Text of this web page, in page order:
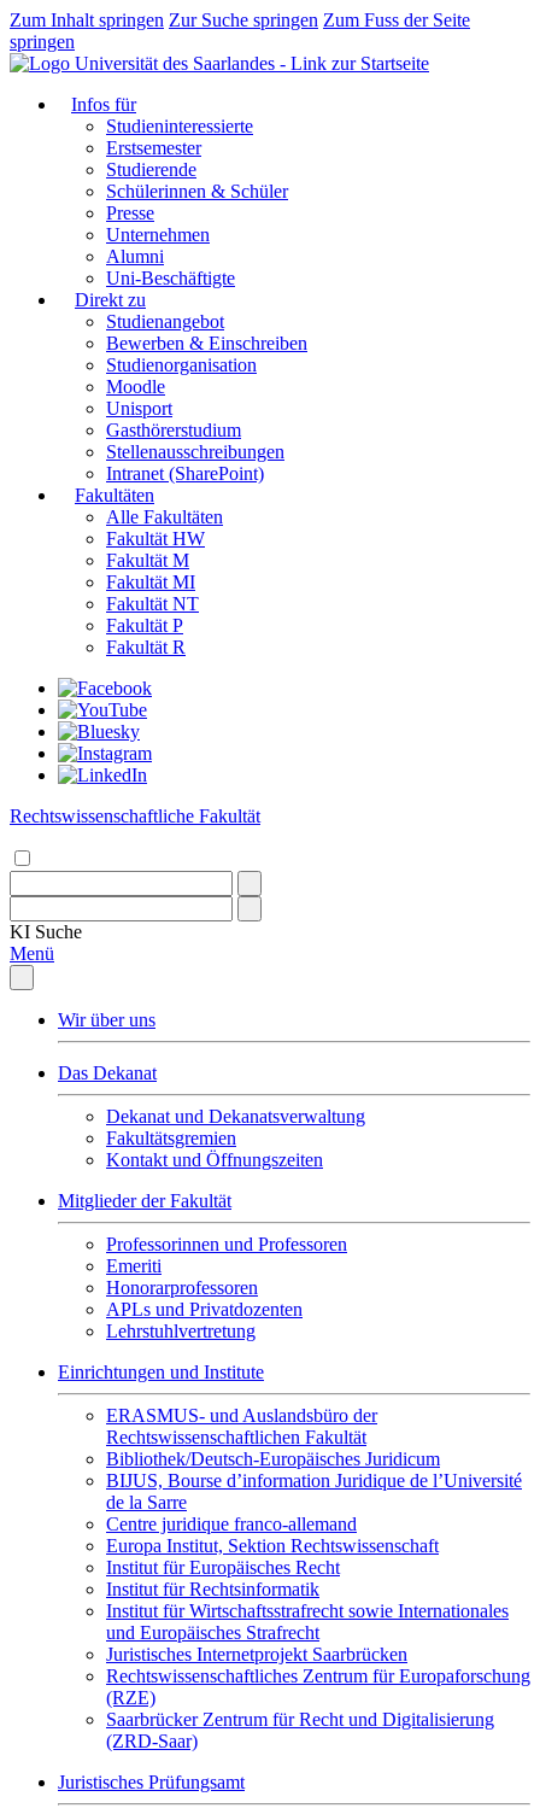
Zum Inhalt springen Zur Suche springen Zum Fuss der Seite
springen
Infos für
Studieninteressierte
Erstsemester
Studierende
Schülerinnen & Schüler
Presse
Unternehmen
Alumni
Uni-Beschäftigte
Direkt zu
Studienangebot
Bewerben & Einschreiben
Studienorganisation
Moodle
Unisport
Gasthörerstudium
Stellenausschreibungen
Intranet (SharePoint)
Fakultäten
Alle Fakultäten
Fakultät HW
Fakultät M
Fakultät MI
Fakultät NT
Fakultät P
Fakultät R
Rechtswissenschaftliche Fakultät
KI Suche
Menü
Wir über uns
Das Dekanat
Dekanat und Dekanatsverwaltung
Fakultätsgremien
Kontakt und Öffnungszeiten
Mitglieder der Fakultät
Professorinnen und Professoren
Emeriti
Honorarprofessoren
APLs und Privatdozenten
Lehrstuhlvertretung
Einrichtungen und Institute
ERASMUS- und Auslandsbüro der
Rechtswissenschaftlichen Fakultät
Bibliothek/Deutsch-Europäisches Juridicum
BIJUS, Bourse d’information Juridique de l’Université
de la Sarre
Centre juridique franco-allemand
Europa Institut, Sektion Rechtswissenschaft
Institut für Europäisches Recht
Institut für Rechtsinformatik
Institut für Wirtschaftsstrafrecht sowie Internationales
und Europäisches Strafrecht
Juristisches Internetprojekt Saarbrücken
Rechtswissenschaftliches Zentrum für Europaforschung
(RZE)
Saarbrücker Zentrum für Recht und Digitalisierung
(ZRD-Saar)
Juristisches Prüfungsamt